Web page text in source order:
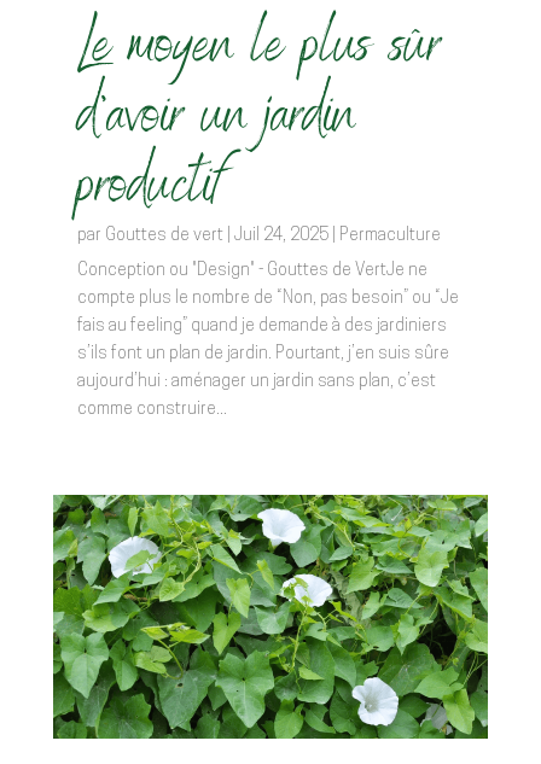
Le moyen le plus sûr
d’avoir un jardin
productif
par Gouttes de vert| Juil 24, 2025|
Permaculture
Conception ou "Design" - Gouttes de VertJe ne
compte plus le nombre de “Non, pas besoin” ou “Je
fais au feeling” quand je demande à des jardiniers
s’ils font un plan de jardin. Pourtant, j’en suis sûre
aujourd’hui : aménager un jardin sans plan, c’est
comme construire...